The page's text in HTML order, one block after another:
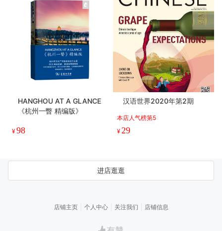
HANGHOU AT A GLANCE
《杭州一瞥 精编版》
¥98
汉语世界2020年第2期
本店人气榜第5
¥29
进店逛逛
店铺主页 个人中心 关注我们 店铺信息